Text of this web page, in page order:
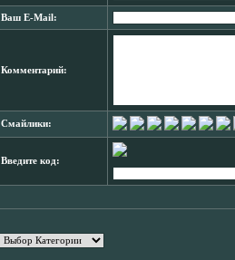
Ваш E-Mail:
Комментарий:
Смайлики:
Введите код: